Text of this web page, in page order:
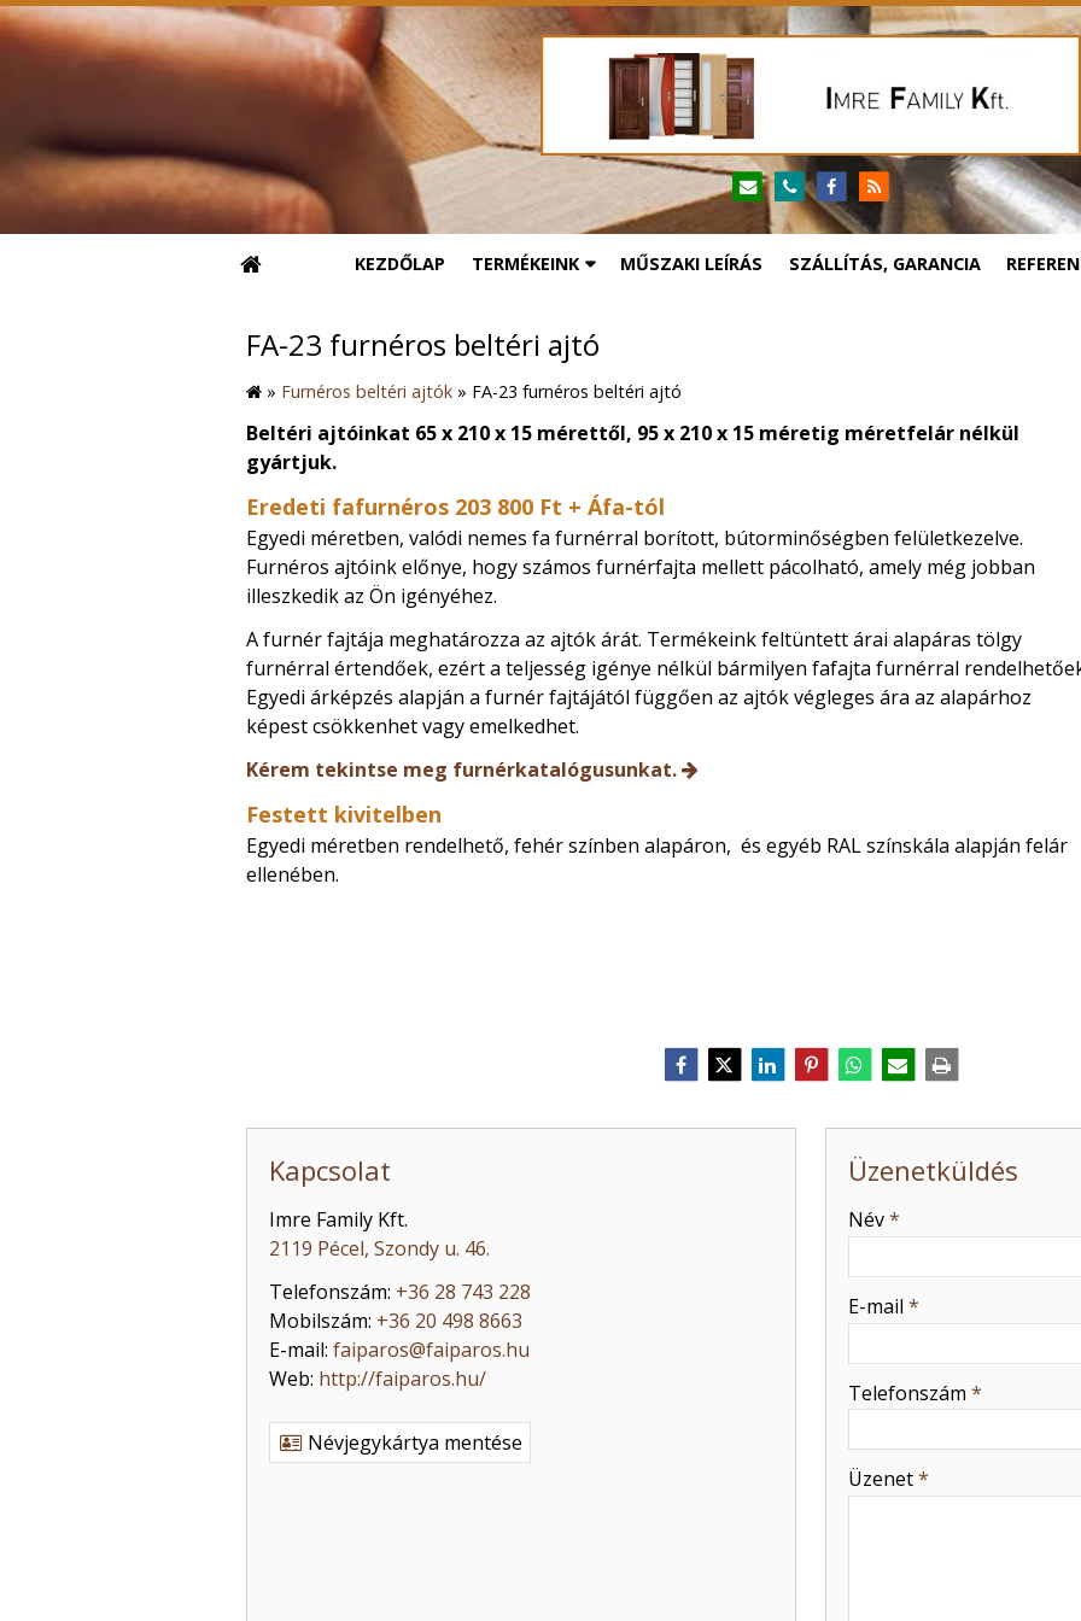
KEZDŐLAP TERMÉKEINK MŰSZAKI LEÍRÁS SZÁLLÍTÁS, GARANCIA
FA-23 furnéros beltéri ajtó
» Furnéros beltéri ajtók » FA-23 furnéros beltéri ajtó
Beltéri ajtóinkat 65 x 210 x 15 mérettől, 95 x 210 x 15 méretig méretfelár nélkül
gyártjuk.
Eredeti fafurnéros 203 800 Ft + Áfa-tól
Egyedi méretben, valódi nemes fa furnérral borított, bútorminőségben felületkezelve.
Furnéros ajtóink előnye, hogy számos furnérfajta mellett pácolható, amely még jobban
illeszkedik az Ön igényéhez.
A furnér fajtája meghatározza az ajtók árát. Termékeink feltüntett árai alapáras tölgy
furnérral értendőek, ezért a teljesség igénye nélkül bármilyen fafajta furnérral
Egyedi árképzés alapján a furnér fajtájától függően az ajtók végleges ára az alapárhoz
képest csökkenhet vagy emelkedhet.
Kérem tekintse meg furnérkatalógusunkat.
Festett kivitelben
Egyedi méretben rendelhető, fehér színben alapáron, és egyéb RAL színskála alapján felár
ellenében.
Kapcsolat
Imre Family Kft.
2119 Pécel, Szondy u. 46.
Telefonszám: +36 28 743 228
Mobilszám: +36 20 498 8663
E-mail: faiparos@faiparos.hu
Web: http://faiparos.hu/
Névjegykártya mentése
Üzenetküldés
-
-
Név*
E-mail *
Telefonszám *
Üzenet*